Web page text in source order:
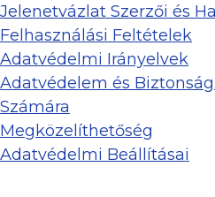
Jelenetvázlat Szerzői és
Felhasználási Feltételek
Adatvédelmi Irányelvek
Adatvédelem és
Számára
Megközelíthetőség
Adatvédelmi Beállításai